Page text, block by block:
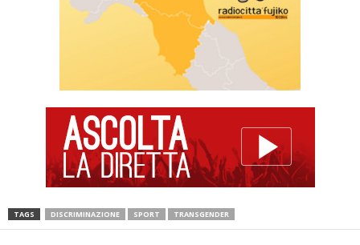
TAGS DISCRIMINAZIONE SPORT TRANSGENDER